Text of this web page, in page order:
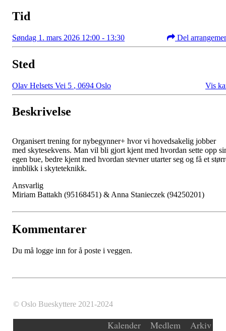
Tid
Søndag 1. mars 2026 12:00 - 13:30 Del
Sted
Olav Helsets Vei 5 , 0694 Oslo Vis
Beskrivelse
Organisert trening for nybegynner+ hvor vi hovedsakelig jobber
med skytesekvens. Man vil bli gjort kjent med hvordan sette opp
egen bue, bedre kjent med hvordan stevner utarter seg og få et
innblikk i skyteteknikk.
Ansvarlig
Miriam Battakh (95168451) & Anna Stanieczek (94250201)
Kommentarer
Du må logge inn for å poste i veggen.
© Oslo Bueskyttere 2021-2024
Kalender Medlem Arkiv